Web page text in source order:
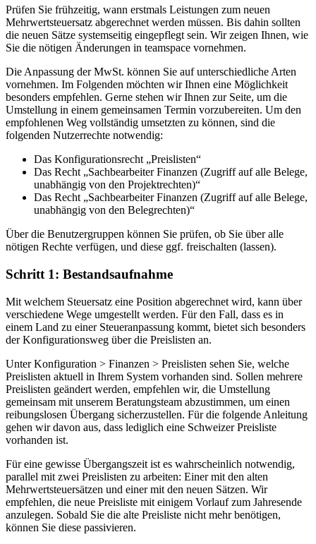
Prüfen Sie frühzeitig, wann erstmals Leistungen zum neuen
Mehrwertsteuersatz abgerechnet werden müssen. Bis dahin sollten
die neuen Sätze systemseitig eingepflegt sein. Wir zeigen Ihnen, wie
Sie die nötigen Änderungen in teamspace vornehmen.
Die Anpassung der MwSt. können Sie auf unterschiedliche Arten
vornehmen. Im Folgenden möchten wir Ihnen eine Möglichkeit
besonders empfehlen. Gerne stehen wir Ihnen zur Seite, um die
Umstellung in einem gemeinsamen Termin vorzubereiten. Um den
empfohlenen Weg vollständig umsetzten zu können, sind die
folgenden Nutzerrechte notwendig:
Das Konfigurationsrecht „Preislisten“
Das Recht „Sachbearbeiter Finanzen (Zugriff auf alle Belege,
unabhängig von den Projektrechten)“
Das Recht „Sachbearbeiter Finanzen (Zugriff auf alle Belege,
unabhängig von den Belegrechten)“
Über die Benutzergruppen können Sie prüfen, ob Sie über alle
nötigen Rechte verfügen, und diese ggf. freischalten (lassen).
Schritt 1: Bestandsaufnahme
Mit welchem Steuersatz eine Position abgerechnet wird, kann über
verschiedene Wege umgestellt werden. Für den Fall, dass es in
einem Land zu einer Steueranpassung kommt, bietet sich besonders
der Konfigurationsweg über die Preislisten an.
Unter Konfiguration > Finanzen > Preislisten sehen Sie, welche
Preislisten aktuell in Ihrem System vorhanden sind. Sollen mehrere
Preislisten geändert werden, empfehlen wir, die Umstellung
gemeinsam mit unserem Beratungsteam abzustimmen, um einen
reibungslosen Übergang sicherzustellen. Für die folgende Anleitung
gehen wir davon aus, dass lediglich eine Schweizer Preisliste
vorhanden ist.
Für eine gewisse Übergangszeit ist es wahrscheinlich notwendig,
parallel mit zwei Preislisten zu arbeiten: Einer mit den alten
Mehrwertsteuersätzen und einer mit den neuen Sätzen. Wir
empfehlen, die neue Preisliste mit einigem Vorlauf zum Jahresende
anzulegen. Sobald Sie die alte Preisliste nicht mehr benötigen,
können Sie diese passivieren.